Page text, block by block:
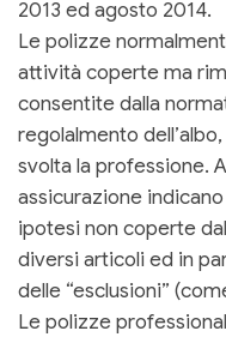
2013 ed agosto 2014.
Le polizze
attività coperte ma
consentite dalla
regolalmento
svolta la professione.
assicurazione
ipotesi non coperte
diversi articoli ed in
delle “esclusioni”
Le polizze